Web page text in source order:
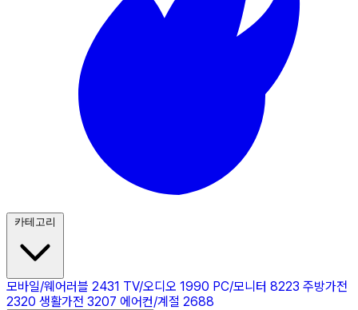
카테고리
모바일/웨어러블 2431 TV/오디오 1990 PC/모니터 8223 주방가전
2320 생활가전 3207 에어컨/계절 2688